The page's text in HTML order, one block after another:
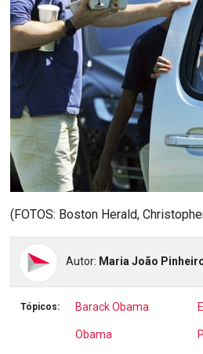
(FOTOS: Boston Herald,
Autor: Maria João
Tópicos: Barack Obama
Obama